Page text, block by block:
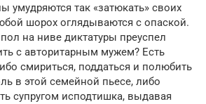
умудряются так «затюкать» своих
шорох оглядываются с опаской.
на ниве диктатуры преуспел
с авторитарным мужем? Есть
смириться, поддаться и полюбить
в этой семейной пьесе, либо
супругом исподтишка, выдавая